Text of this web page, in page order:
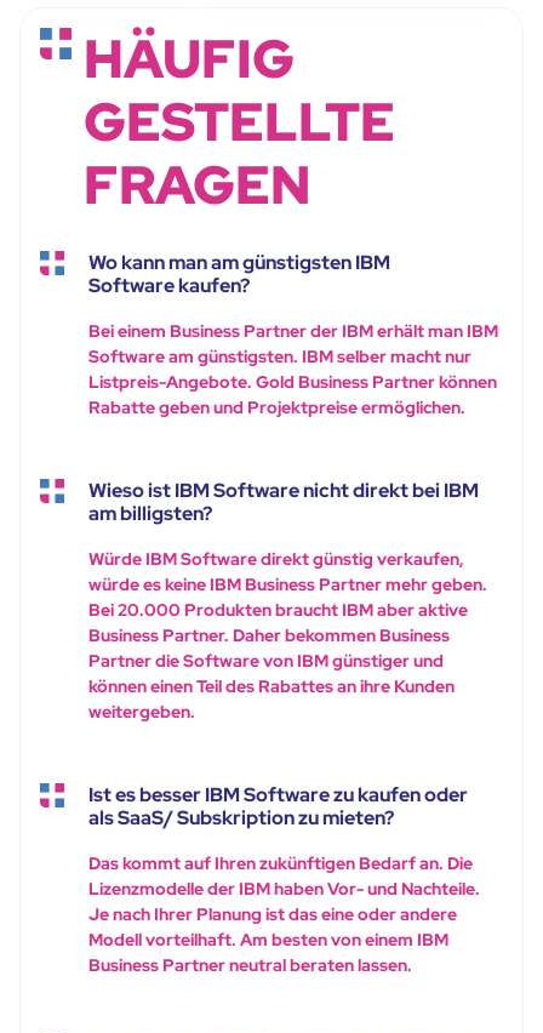
HÄUFIG
GESTELLTE
FRAGEN
Wo kann man am günstigsten IBM
Software kaufen?
Bei einem Business Partner der IBM erhält man IBM
Software am günstigsten. IBM selber macht nur
Listpreis-Angebote. Gold Business Partner können
Rabatte geben und Projektpreise ermöglichen.
Wieso ist IBM Software nicht direkt bei IBM
am billigsten?
Würde IBM Software direkt günstig verkaufen,
würde es keine IBM Business Partner mehr geben.
Bei 20.000 Produkten braucht IBM aber aktive
Business Partner. Daher bekommen Business
Partner die Software von IBM günstiger und
können einen Teil des Rabattes an ihre Kunden
weitergeben.
Ist es besser IBM Software zu kaufen oder
als SaaS/ Subskription zu mieten?
Das kommt auf Ihren zukünftigen Bedarf an. Die
Lizenzmodelle der IBM haben Vor- und Nachteile.
Je nach Ihrer Planung ist das eine oder andere
Modell vorteilhaft. Am besten von einem IBM
Business Partner neutral beraten lassen.